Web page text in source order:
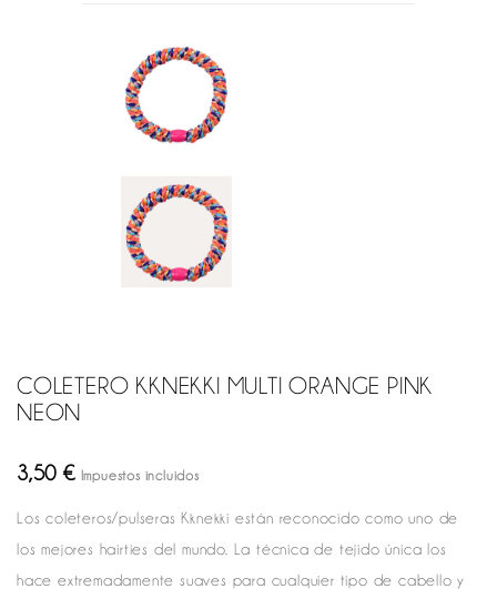
COLETERO KKNEKKI MULTI ORANGE PINK
NEON
3,50 € Impuestos incluidos
Los coleteros/pulseras Kknekki están reconocido como uno de
los mejores hairties del mundo. La técnica de tejido única los
hace extremadamente suaves para cualquier tipo de cabello y